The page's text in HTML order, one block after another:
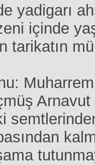
yadigarı
içinde
tarikatın